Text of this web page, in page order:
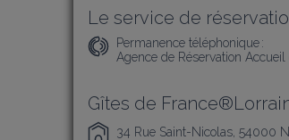
Le service de
Permanence téléphonique :
Agence de Réservation
Gîtes de
34 Rue Saint-Nicolas, 54000